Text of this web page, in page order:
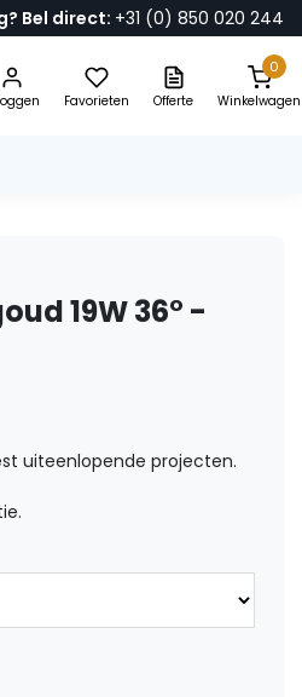
Bel direct: +31 (0) 850 020 244
Favorieten Offerte
0
Winkelwagen
19W 36° -
uiteenlopende projecten.